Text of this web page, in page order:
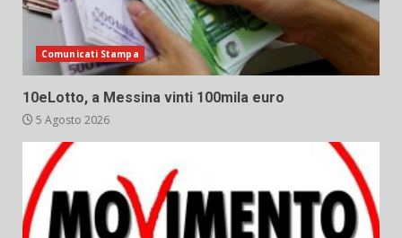
Comunicati Stampa
10eLotto, a Messina vinti 100mila euro
5 Agosto 2026